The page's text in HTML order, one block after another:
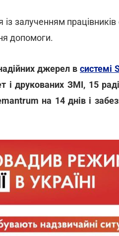
залученням працівників
допомоги.
джерел всистемі
і друкованих ЗМІ, 15
на 14 днів і